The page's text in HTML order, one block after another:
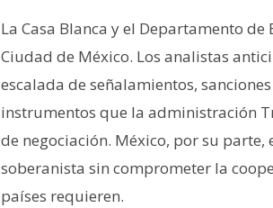
La Casa Blanca y el Departamento
Ciudad de México. Los analistas
escalada de señalamientos,
instrumentos que la administración
de negociación. México, por su
soberanista sin comprometer la
países requieren.